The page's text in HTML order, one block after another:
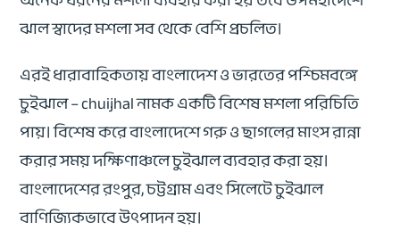
ঝাল স্বাদের মশলা সব থেকে বেশি প্রচলিত।
এরই ধারাবাহিকতায় বাংলাদেশ ও ভারতের পশ্চিমবঙ্গে
চুইঝাল – chuijhal নামক একটি বিশেষ মশলা পরিচিতি
পায়। বিশেষ করে বাংলাদেশে গরু ও ছাগলের মাংস রান্না
করার সময় দক্ষিণাঞ্চলে চুইঝাল ব্যবহার করা হয়।
বাংলাদেশের রংপুর, চট্টগ্রাম এবং সিলেটে চুইঝাল
বাণিজ্যিকভাবে উৎপাদন হয়।